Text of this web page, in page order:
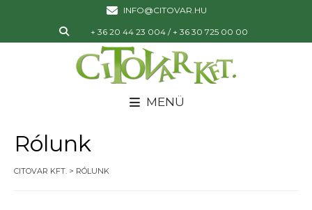
INFO@CITOVAR.HU
+ 36 20 44 23 004 / + 36 30 725 00 00
MENÜ
Rólunk
CITOVAR KFT. > RÓLUNK